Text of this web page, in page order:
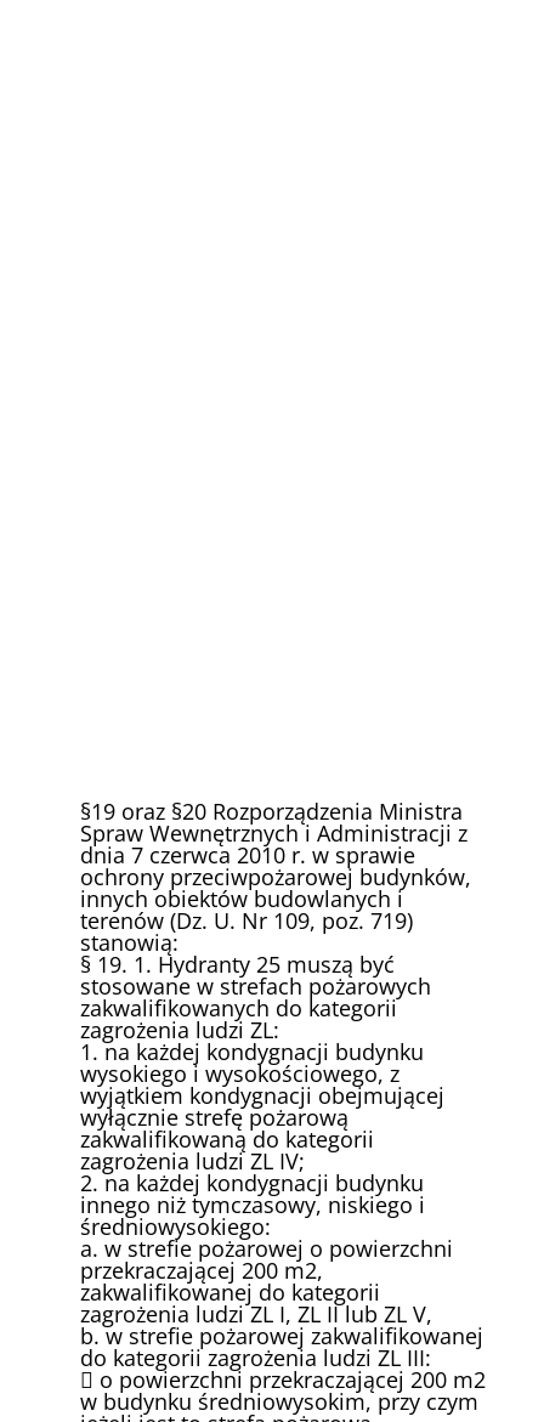
§19 oraz §20 Rozporządzenia Ministra
Spraw Wewnętrznych i Administracji z
dnia 7 czerwca 2010 r. w sprawie
ochrony przeciwpożarowej budynków,
innych obiektów budowlanych i
terenów (Dz. U. Nr 109, poz. 719)
stanowią:
§ 19. 1. Hydranty 25 muszą być
stosowane w strefach pożarowych
zakwalifikowanych do kategorii
zagrożenia ludzi ZL:
1. na każdej kondygnacji budynku
wysokiego i wysokościowego, z
wyjątkiem kondygnacji obejmującej
wyłącznie strefę pożarową
zakwalifikowaną do kategorii
zagrożenia ludzi ZL IV;
2. na każdej kondygnacji budynku
innego niż tymczasowy, niskiego i
średniowysokiego:
a. w strefie pożarowej o powierzchni
przekraczającej 200 m2,
zakwalifikowanej do kategorii
zagrożenia ludzi ZL I, ZL II lub ZL V,
b. w strefie pożarowej zakwalifikowanej
do kategorii zagrożenia ludzi ZL III:
 o powierzchni przekraczającej 200 m2
w budynku średniowysokim, przy czym